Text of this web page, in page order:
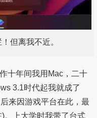
但离我不近。
十年间我用Mac，二十
3.1时代起我就成了
来因游戏平台在此，最
。上大学时我带了台式